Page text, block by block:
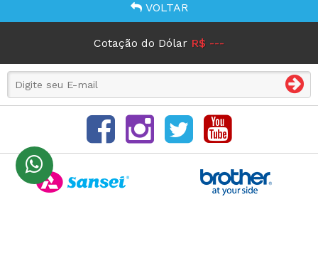
VOLTAR
Cotação do Dólar R$ ---